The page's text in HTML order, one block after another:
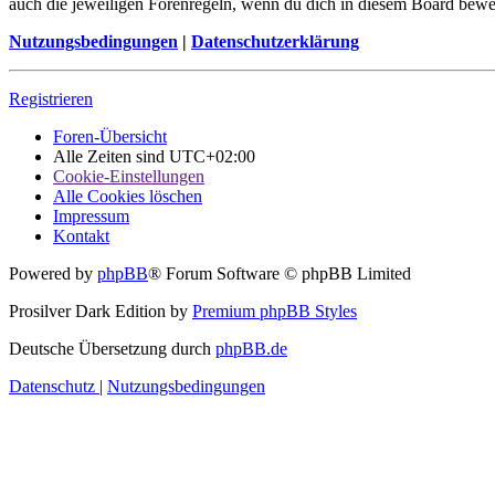
auch die jeweiligen Forenregeln, wenn du dich in diesem Board
Nutzungsbedingungen | Datenschutzerklärung
Registrieren
Foren-Übersicht
Alle Zeiten sind UTC+02:00
Cookie-Einstellungen
Alle Cookies löschen
Impressum
Kontakt
Powered by phpBB® Forum Software © phpBB Limited
Prosilver Dark Edition by Premium phpBB Styles
Deutsche Übersetzung durch phpBB.de
Datenschutz | Nutzungsbedingungen